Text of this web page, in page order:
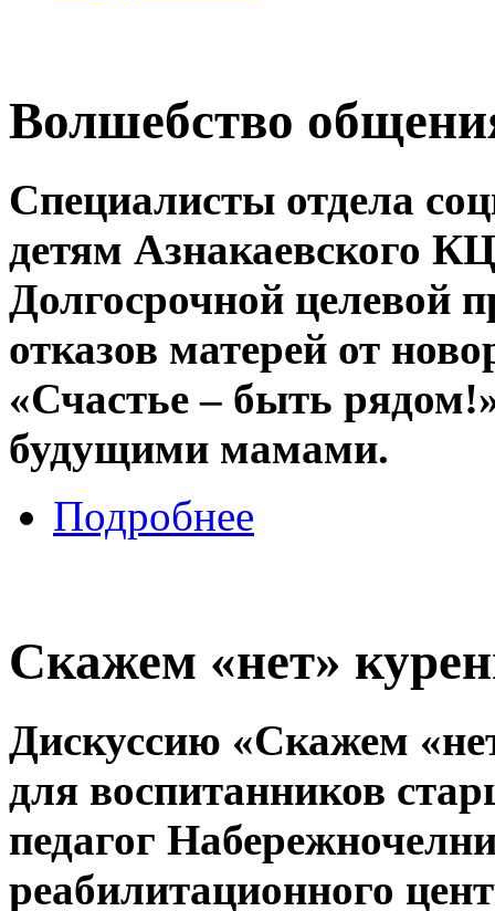
Волшебство
Специалисты отдела
детям Азнакаевского
Долгосрочной целевой
отказов матерей от
«Счастье – быть
будущими мамами.
Подробнее
Скажем «нет»
Дискуссию «Скажем
для воспитанников
педагог
реабилитационного